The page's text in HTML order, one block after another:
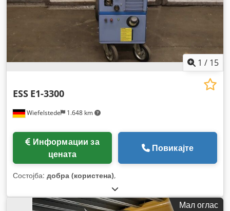
1 / 15
Wiefelstede 1.648 km
ESS E1-3300
цената
Повикајте
Состојба: добра (користена),
Мал оглас